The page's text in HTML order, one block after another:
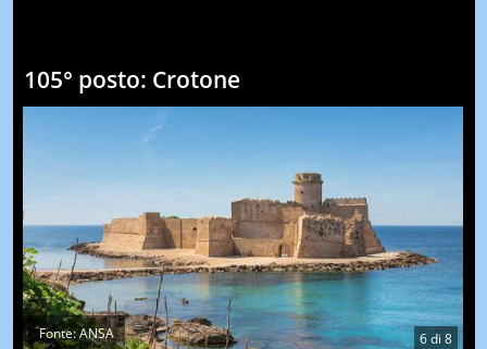
105° posto: Crotone
6di 8
Fonte: ANSA